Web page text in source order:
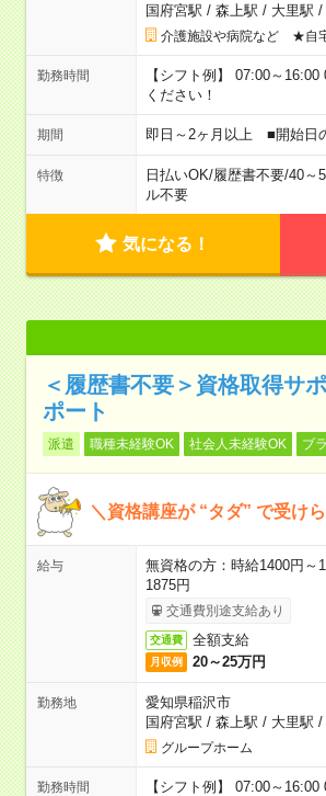
国府宮駅 / 森上駅 / 大里駅 /
介護施設や病院など ★自
勤務時間
【シフト例】 07:00～
ください！
期間 即日～2ヶ月以上 ■開始日
特徴 日払いOK/履歴書不要/40～
ル不要
気になる！
＜履歴書不要＞資格取得サ
ポート
派遣 職種未経験OK 社会人未経験OK ブ
＼資格講座が “タダ” で受け
給与
無資格の方：時給1400円～
1875円
交通費別途支給あり
交通費 全額支給
月収例 20～25万円
勤務地
愛知県稲沢市
国府宮駅 / 森上駅 / 大里駅 /
グループホーム
勤務時間
【シフト例】 07:00～